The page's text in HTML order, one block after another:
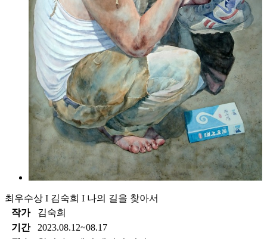
최우수상 I 김숙희 I 나의 길을 찾아서
작가
김숙희
기간
2023.08.12~08.17